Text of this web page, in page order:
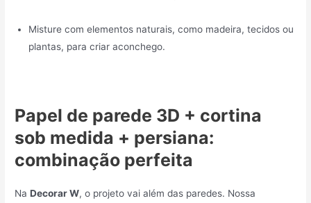
Misture com elementos naturais, como madeira, tecidos ou
plantas, para criar aconchego.
Papel de parede 3D + cortina
sob medida + persiana:
combinação perfeita
NaDecorar W, o projeto vai além das paredes. Nossa